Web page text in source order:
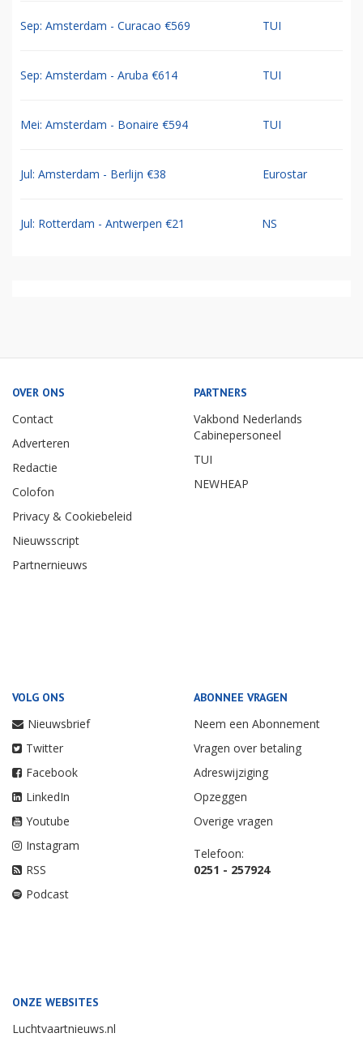
Sep: Amsterdam - Curacao €569 TUI
Sep: Amsterdam - Aruba €614 TUI
Mei: Amsterdam - Bonaire €594 TUI
Jul: Amsterdam - Berlijn €38 Eurostar
Jul: Rotterdam - Antwerpen €21 NS
OVER ONS
Contact
Adverteren
Redactie
Colofon
Privacy & Cookiebeleid
Nieuwsscript
Partnernieuws
PARTNERS
Vakbond Nederlands
Cabinepersoneel
TUI
NEWHEAP
VOLG ONS
Nieuwsbrief
Twitter
Facebook
LinkedIn
Youtube
Instagram
RSS
Podcast
ABONNEE VRAGEN
Neem een Abonnement
Vragen over betaling
Adreswijziging
Opzeggen
Overige vragen
Telefoon:
0251 - 257924
ONZE WEBSITES
Luchtvaartnieuws.nl